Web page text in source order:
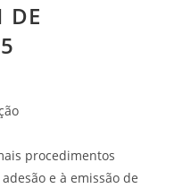
DE
procedimentos
e à emissão de